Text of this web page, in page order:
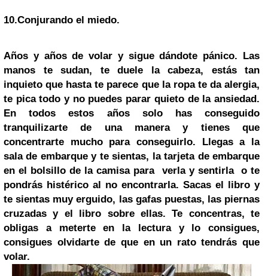
10.Conjurando el miedo.
Años y años de volar y sigue dándote pánico. Las
manos te sudan, te duele la cabeza, estás tan
inquieto que hasta te parece que la ropa te da alergia,
te pica todo y no puedes parar quieto de la ansiedad.
En todos estos años solo has conseguido
tranquilizarte de una manera y tienes que
concentrarte mucho para conseguirlo. Llegas a la
sala de embarque y te sientas, la tarjeta de embarque
en el bolsillo de la camisa para verla y sentirla o te
pondrás histérico al no encontrarla. Sacas el libro y
te sientas muy erguido, las gafas puestas, las piernas
cruzadas y el libro sobre ellas. Te concentras, te
obligas a meterte en la lectura y lo consigues,
consigues olvidarte de que en un rato tendrás que
volar.